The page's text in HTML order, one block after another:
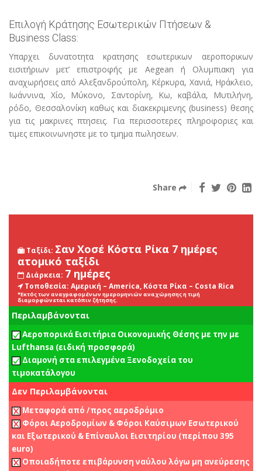
Επιλογή Κράτησης Εσωτερικών Πτήσεων &
Business Class:
Υπαρχει δυνατοτητα κρατησης εσωτερικων αεροπορικων
εισιτήριων μετ’ επιστροφής με Aegean ή Ολυμπιακη για
αναχωρήσεις από Αλεξανδρούπολη, Κέρκυρα, Χανιά, Ηράκλειο,
Ιωάννινα, Χίο, Μύκονο, Σαντορίνη, Κω, καβάλα, Μυτιλήνη,
ρόδο, Θεσσαλονίκη καθως και διακεκριμενης (business) θεσης
για τις μακρινες πτησεις. Για περισσοτερες πληροφοριες και
τιμες επικοινωνηστε με το τμημα πωλησεων.
Share
Ταξίδι: Σαν Χοσέ Κόστα Ρίκα 7 ημέρες
ατομικό ταξίδι
Διάρκεια: 7 ημέρες
Τοποθεσία: Αμερική – America, Κόστα Ρίκα – Costa Rica
*Εκτός των αναγραφομένων ημερομηνιών αναχώρησης η τιμή
διαμορφώνεται κατόπιν ζήτησης.
Περιλαμβάνονται
Αεροπορικά Εισιτήρια Οικονομικής Θέσης με την με
Lufthansa (ειδική προσφορά)
Διαμονή στα επιλεγμένα Ξενοδοχεία του
τιμοκατάλογου
Δεν Περιλαμβάνονται
Μεταφορά από /προς αεροδρόμιο
Φόροι Αεροδρομίων & Φόροι Καύσιμων Εσωτερικού
και Εξωτερικού & Επίναυλοι Εισιτηρίου (περίπου 395
euro)
Οποιαδήποτε επιβάρυνση ναύλου λόγω μη ανεύρεσης